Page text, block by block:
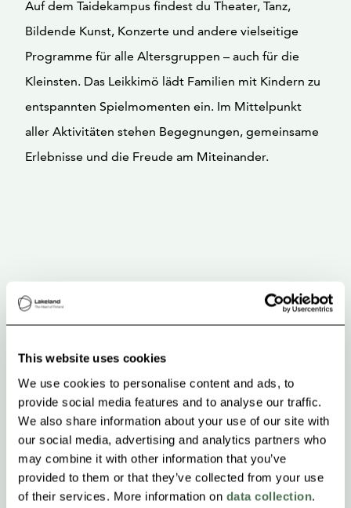
This website uses cookies
We use cookies to personalise content and ads, to
provide social media features and to analyse our traffic.
We also share information about your use of our site with
our social media, advertising and analytics partners who
may combine it with other information that you’ve
provided to them or that they’ve collected from your use
of their services. More information on data collection.
Auf dem Taidekampus findest du Theater, Tanz,
Bildende Kunst, Konzerte und andere vielseitige
Programme für alle Altersgruppen – auch für die
Kleinsten. Das Leikkimö lädt Familien mit Kindern zu
entspannten Spielmomenten ein. Im Mittelpunkt
aller Aktivitäten stehen Begegnungen, gemeinsame
Erlebnisse und die Freude am Miteinander.